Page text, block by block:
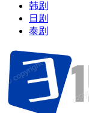
韩剧
日剧
泰剧